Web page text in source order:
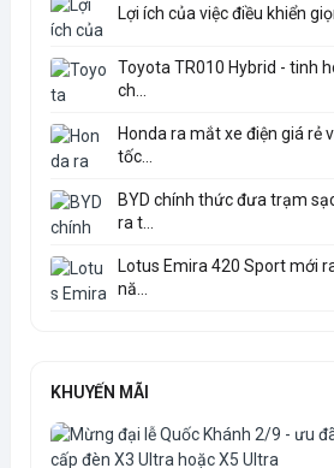
Lợi ích của việc điều khiển
Toyota TR010 Hybrid - tinh
ch...
Honda ra mắt xe điện giá rẻ
tốc...
BYD chính thức đưa trạm
ra t...
Lotus Emira 420 Sport mới
nă...
KHUYẾN MÃI